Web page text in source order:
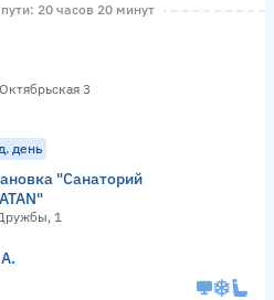
20 часов 20 минут
3
день
"Санаторий
1